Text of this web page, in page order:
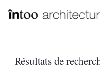
Résultats de